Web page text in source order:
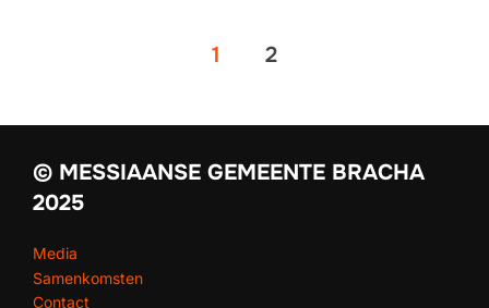
1 2
© MESSIAANSE GEMEENTE BRACHA
2025
Media
Samenkomsten
Contact